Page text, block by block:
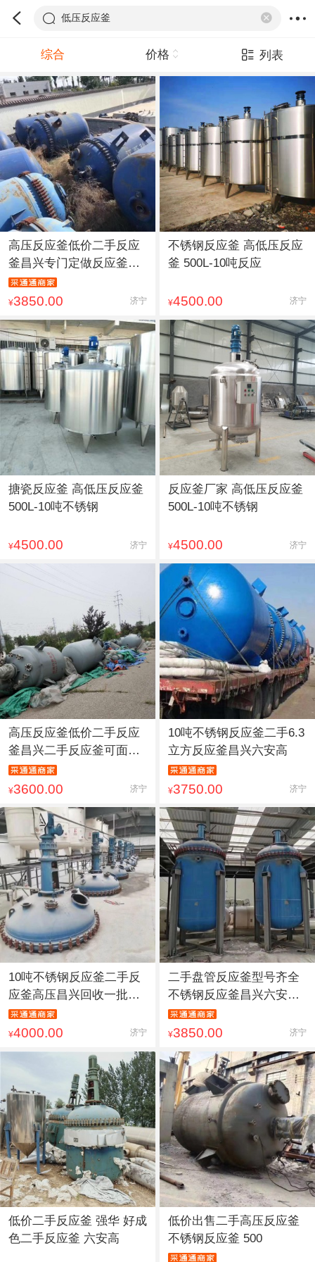
低压反应釜
综合 价格 列表
高压反应釜低价二手反应
釜昌兴专门定做反应釜多
种型
¥3850.00 济宁
不锈钢反应釜 高低压反应
釜 500L-10吨反应
¥4500.00 济宁
搪瓷反应釜 高低压反应釜
500L-10吨不锈钢
¥4500.00 济宁
反应釜厂家 高低压反应釜
500L-10吨不锈钢
¥4500.00 济宁
高压反应釜低价二手反应
釜昌兴二手反应釜可面议
二手
¥3600.00 济宁
10吨不锈钢反应釜二手6.3
立方反应釜昌兴六安高
¥3750.00 济宁
10吨不锈钢反应釜二手反
应釜高压昌兴回收一批二
手
¥4000.00 济宁
二手盘管反应釜型号齐全
不锈钢反应釜昌兴六安高
压反
¥3850.00 济宁
低价二手反应釜 强华 好成
色二手反应釜 六安高
低价出售二手高压反应釜
不锈钢反应釜 500